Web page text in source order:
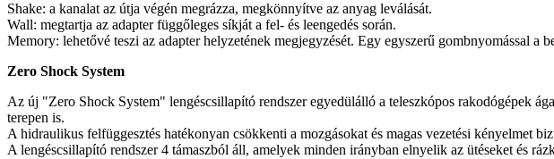
Shake: a kanalat az útja végén megrázza, megkönnyítve az anyag leválását.
Wall: megtartja az adapter függőleges síkját a fel- és leengedés során.
Memory: lehetővé teszi az adapter helyzetének megjegyzését. Egy egyszerű gombnyomással a
Zero Shock System
Az új "Zero Shock System" lengéscsillapító rendszer egyedülálló a teleszkópos rakodógépek
terepen is.
A hidraulikus felfüggesztés hatékonyan csökkenti a mozgásokat és magas vezetési kényelmet
A lengéscsillapító rendszer 4 támaszból áll, amelyek minden irányban elnyelik az ütéseket és